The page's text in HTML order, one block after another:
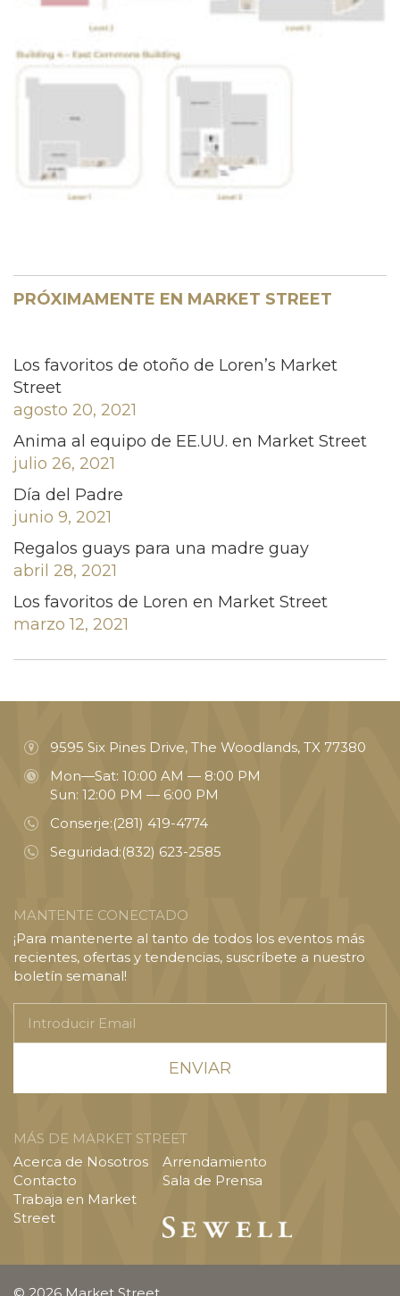
PRÓXIMAMENTE EN MARKET STREET
Los favoritos de otoño de Loren’s Market
Street
agosto 20, 2021
Anima al equipo de EE.UU. en Market Street
julio 26, 2021
Día del Padre
junio 9, 2021
Regalos guays para una madre guay
abril 28, 2021
Los favoritos de Loren en Market Street
marzo 12, 2021
9595 Six Pines Drive, The Woodlands, TX 77380
Mon—Sat: 10:00 AM — 8:00 PM
Sun: 12:00 PM — 6:00 PM
Conserje:(281) 419-4774
Seguridad:(832) 623-2585
MANTENTE CONECTADO
¡Para mantenerte al tanto de todos los eventos más
recientes, ofertas y tendencias, suscríbete a nuestro
boletín semanal!
Email
MÁS DE MARKET STREET
Acerca de Nosotros
Contacto
Trabaja en Market
Street
Arrendamiento
Sala de Prensa